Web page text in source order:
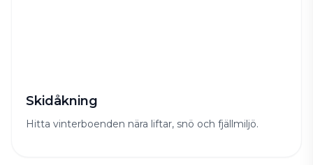
Skidåkning
Hitta vinterboenden nära liftar, snö och fjällmiljö.